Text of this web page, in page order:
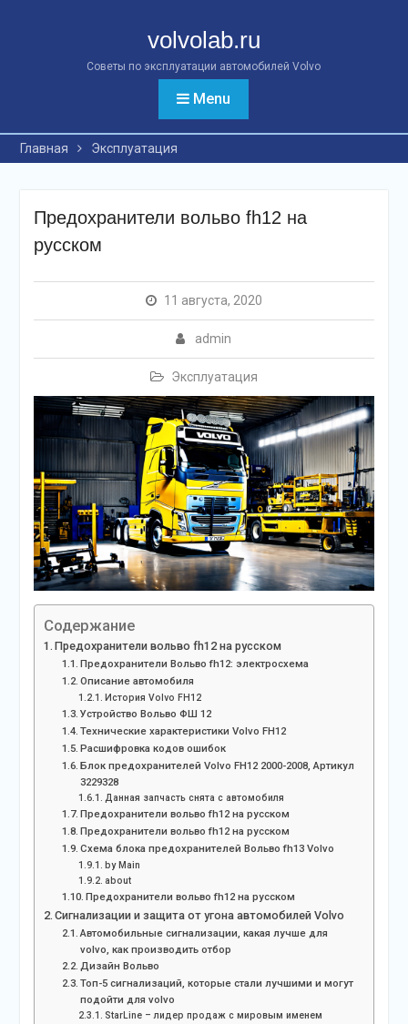
volvolab.ru
Советы по эксплуатации автомобилей Volvo
Menu
Главная Эксплуатация
Предохранители вольво fh12 на
русском
11 августа, 2020
admin
Эксплуатация
Содержание
Предохранители вольво fh12 на русском
Предохранители Вольво fh12: электросхема
Описание автомобиля
История Volvo FH12
Устройство Вольво ФШ 12
Технические характеристики Volvo FH12
Расшифровка кодов ошибок
Блок предохранителей Volvo FH12 2000-2008, Артикул
3229328
Данная запчасть снята с автомобиля
Предохранители вольво fh12 на русском
Предохранители вольво fh12 на русском
Схема блока предохранителей Вольво fh13 Volvo
by Main
about
Предохранители вольво fh12 на русском
Сигнализации и защита от угона автомобилей Volvo
Автомобильные сигнализации, какая лучше для
volvo, как производить отбор
Дизайн Вольво
Топ-5 сигнализаций, которые стали лучшими и могут
подойти для volvo
StarLine – лидер продаж с мировым именем